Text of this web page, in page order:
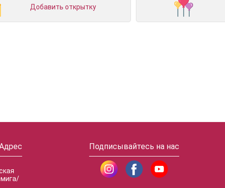
Добавить открытку
Подписывайтесь на нас